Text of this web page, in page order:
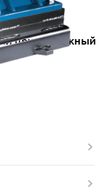
центробежный